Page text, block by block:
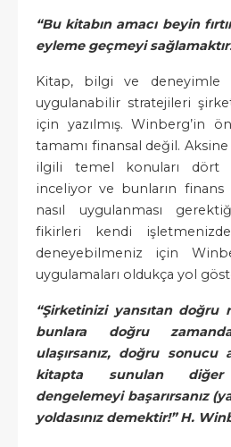
“Bu kitabın amacı beyin
eyleme geçmeyi
Kitap, bilgi ve deneyimle
uygulanabilir stratejileri
için yazılmış. Winberg’in
tamamı finansal değil.
ilgili temel konuları dört
inceliyor ve bunların finans
nasıl uygulanması
fikirleri kendi
deneyebilmeniz için
uygulamaları oldukça yol
“Şirketinizi yansıtan doğru
bunlara doğru
ulaşırsanız, doğru sonucu
kitapta sunulan
dengelemeyi başarırsanız
yoldasınız demektir!” H.